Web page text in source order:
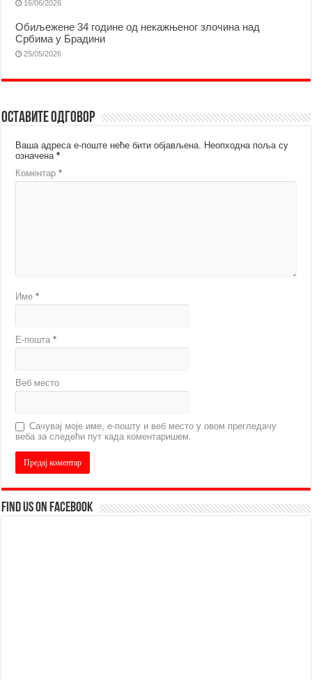
16/06/2026
Обиљежене 34 године од некажњеног злочина над
Србима у Брадини
25/05/2026
Оставите одговор
Ваша адреса е-поште неће бити објављена.
Неопходна поља су
означена*
Коментар*
Име*
Е-пошта*
Веб место
Сачувај моје име, е-пошту и веб место у овом прегледачу
веба за следећи пут када коментаришем.
Find us on Facebook